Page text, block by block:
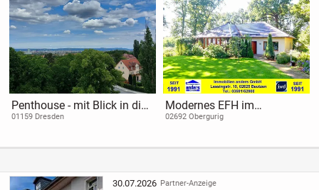
Penthouse - mit Blick in die
Innenstadt und 4
01159 Dresden
Modernes EFH im
Bungalowstil mit Terrasse -
- Kamin - EBK -
Bautzen
02692 Obergurig
30.07.2026 Partner-Anzeige